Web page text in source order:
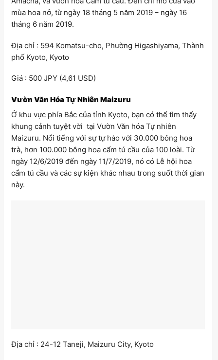
mùa hoa nở, từ ngày 18 tháng 5 năm 2019 – ngày 16
tháng 6 năm 2019.
Địa chỉ : 594 Komatsu-cho, Phường Higashiyama, Thành
phố Kyoto, Kyoto
Giá : 500 JPY (4,61 USD)
Vườn Văn Hóa Tự Nhiên Maizuru
Ở khu vực phía Bắc của tỉnh Kyoto, bạn có thể tìm thấy
khung cảnh tuyệt vời tại Vườn Văn hóa Tự nhiên
Maizuru. Nổi tiếng với sự tự hào với 30.000 bông hoa
trà, hơn 100.000 bông hoa cẩm tú cầu của 100 loài. Từ
ngày 12/6/2019 đến ngày 11/7/2019, nó có Lễ hội hoa
cẩm tú cầu và các sự kiện khác nhau trong suốt thời gian
này.
Địa chỉ : 24-12 Taneji, Maizuru City, Kyoto